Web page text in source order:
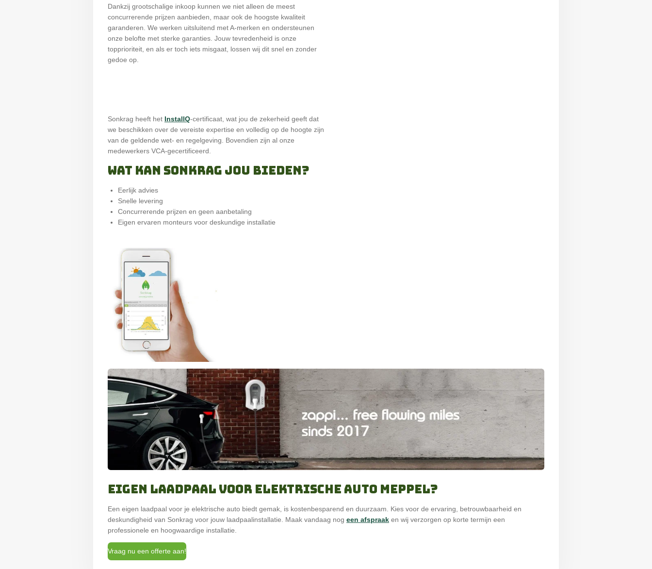
Dankzij grootschalige inkoop kunnen we niet alleen de meest
concurrerende prijzen aanbieden, maar ook de hoogste kwaliteit
garanderen. We werken uitsluitend met A-merken en ondersteunen
onze belofte met sterke garanties. Jouw tevredenheid is onze
topprioriteit, en als er toch iets misgaat, lossen wij dit snel en zonder
gedoe op.
Sonkrag heeft het InstallQ-certificaat, wat jou de zekerheid geeft dat
we beschikken over de vereiste expertise en volledig op de hoogte zijn
van de geldende wet- en regelgeving. Bovendien zijn al onze
medewerkers VCA-gecertificeerd.
Wat kan Sonkrag jou bieden?
Eerlijk advies
Snelle levering
Concurrerende prijzen en geen aanbetaling
Eigen ervaren monteurs voor deskundige installatie
Eigen laadpaal voor elektrische auto Meppel?
Een eigen laadpaal voor je elektrische auto biedt gemak, is kostenbesparend en duurzaam. Kies voor de ervaring, betrouwbaarheid en
deskundigheid van Sonkrag voor jouw laadpaalinstallatie. Maak vandaag nog een afspraak en wij verzorgen op korte termijn een
professionele en hoogwaardige installatie.
Vraag nu een offerte aan!